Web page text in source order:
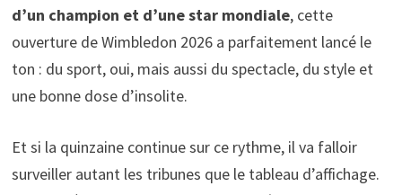
d’un champion et d’une star mondiale, cette
ouverture de Wimbledon 2026 a parfaitement lancé le
ton : du sport, oui, mais aussi du spectacle, du style et
une bonne dose d’insolite.
Et si la quinzaine continue sur ce rythme, il va falloir
surveiller autant les tribunes que le tableau d’affichage.